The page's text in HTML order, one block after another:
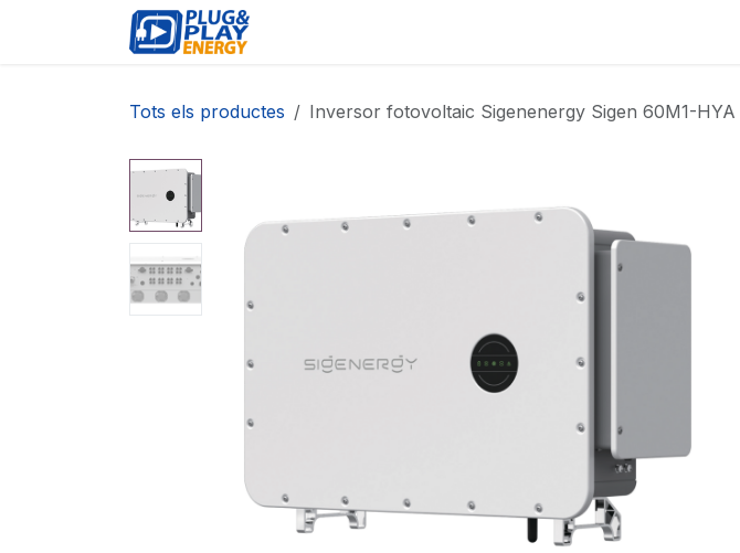
Tots els productes Inversor fotovoltaic Sigenenergy Sigen 60M1-HYA